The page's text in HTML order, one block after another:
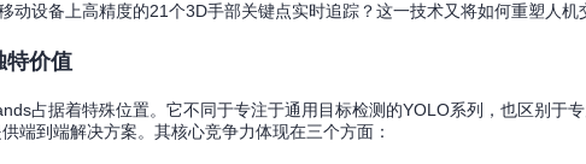
动设备上高精度的21个3D手部关键点实时追踪？这一技术又将如何重塑人机
特价值
占据着特殊位置。它不同于专注于通用目标检测的YOLO系列，也区别于
端到端解决方案。其核心竞争力体现在三个方面：